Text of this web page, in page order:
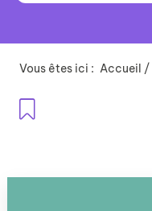
Vous êtes ici : Accueil /